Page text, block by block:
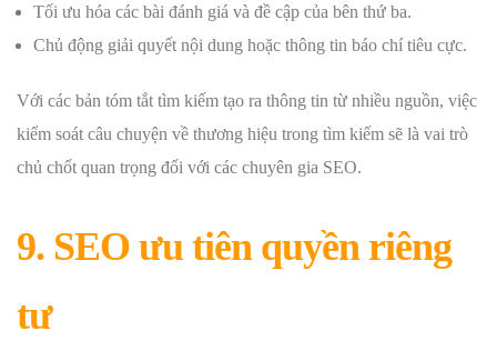
Tối ưu hóa các bài đánh giá và đề cập của bên thứ ba.
Chủ động giải quyết nội dung hoặc thông tin báo chí tiêu cực.
Với các bản tóm tắt tìm kiếm tạo ra thông tin từ nhiều nguồn, việc
kiểm soát câu chuyện về thương hiệu trong tìm kiếm sẽ là vai trò
chủ chốt quan trọng đối với các chuyên gia SEO.
9. SEO ưu tiên quyền riêng
tư